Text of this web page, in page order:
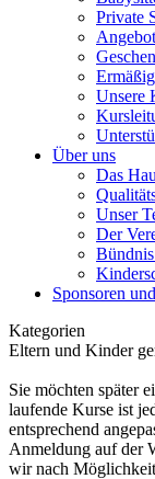
Private
Unsere
Über uns
Das
Unser
Der
Sponsoren
Kategorien
Eltern und Kinder
Sie möchten später
laufende Kurse ist
entsprechend
Anmeldung auf der
wir nach